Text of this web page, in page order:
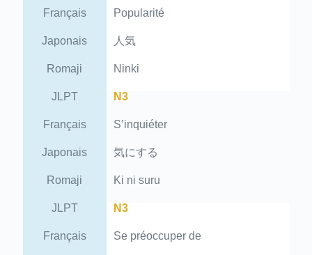
Français Popularité
Japonais 人気
Romaji Ninki
JLPT N3
Français S’inquiéter
Japonais 気にする
Romaji Ki ni suru
JLPT N3
Français Se préoccuper de